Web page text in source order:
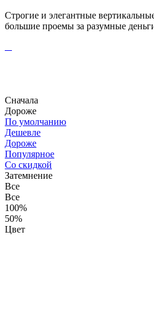
Строгие и элегантные
большие проемы за разумные
Сначала
Дороже
По умолчанию
Дешевле
Дороже
Популярное
Со скидкой
Затемнение
Все
Все
100%
50%
Цвет